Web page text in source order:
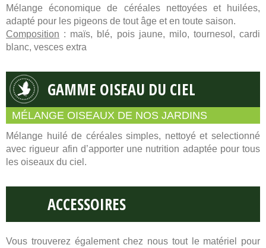
Mélange économique de céréales nettoyées et huilées,
adapté pour les pigeons de tout âge et en toute saison.
Composition : maïs, blé, pois jaune, milo, tournesol, cardi
blanc, vesces extra
GAMME OISEAU DU CIEL
MÉLANGE OISEAUX DE NOS JARDINS
Mélange huilé de céréales simples, nettoyé et selectionné
avec rigueur afin d’apporter une nutrition adaptée pour tous
les oiseaux du ciel.
ACCESSOIRES
Vous trouverez également chez nous tout le matériel pour